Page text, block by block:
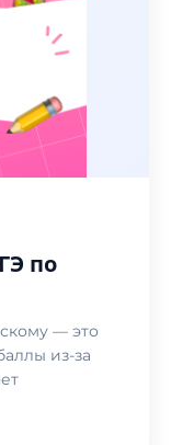
по
и
— это
из-за